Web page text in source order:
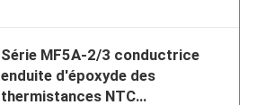
Série MF5A-2/3 conductrice
enduite d'époxyde des
thermistances NTC